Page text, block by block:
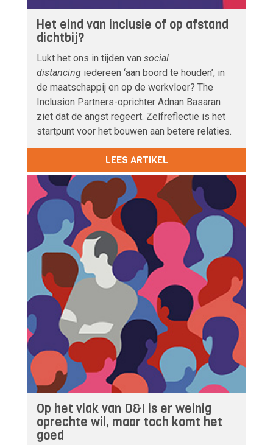
Het eind van inclusie of op afstand
dichtbij?
Lukt het ons in tijden van social
distancing iedereen ‘aan boord te houden’, in
de maatschappij en op de werkvloer? The
Inclusion Partners-oprichter Adnan Basaran
ziet dat de angst regeert. Zelfreflectie is het
startpunt voor het bouwen aan betere relaties.
LEES ARTIKEL
Op het vlak van D&I is er weinig
oprechte wil, maar toch komt het
goed